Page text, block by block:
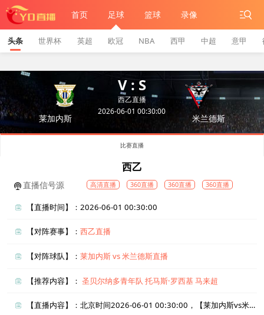
首页 足球 篮球 录像
头条 世界杯 英超 欧冠 NBA 西甲 中超 意甲
莱加内斯
V : S
西乙直播
2026-06-01 00:30:00
米兰德斯
比赛直播
西乙
直播信号源 高清直播 360直播 360直播 360直播
【直播时间】：2026-06-01 00:30:00
【对阵赛事】：西乙直播
【对阵球队】：莱加内斯 vs 米兰德斯直播
【推荐内容】：圣贝尔纳多青年队 托马斯·罗西基马来超
【直播内容】：北京时间2026-06-01 00:30:00，【莱加内斯vs米兰德斯】直播准时在线播放，喜欢看比赛的朋友可以提前收藏本页面以免错过直播。盈点直播网_足球直播还为您在本页面索引了相关直播、莱加内斯直播、米兰德斯直播的近期比赛列表以及两队历史交锋、两队赛程。